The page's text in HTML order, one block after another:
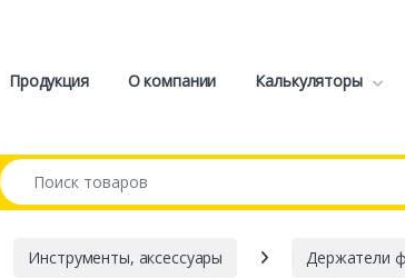
Продукция О компании Калькуляторы
Искать:
Инструменты, аксессуары Держатели